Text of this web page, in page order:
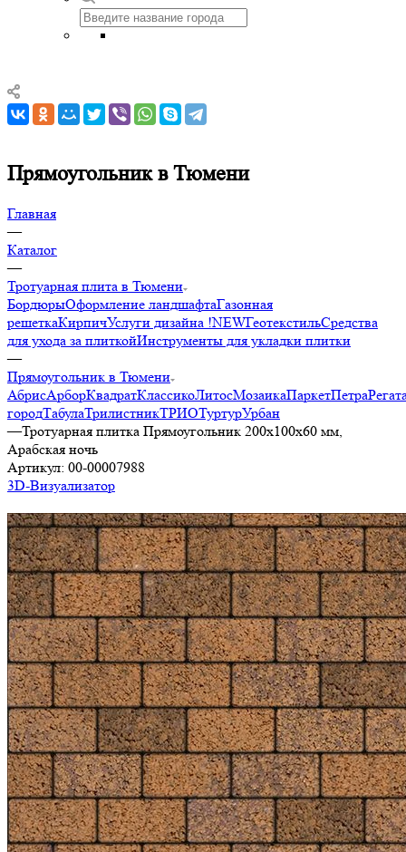
Прямоугольник в Тюмени
Главная
—
Каталог
—
Тротуарная плита в Тюмени
БордюрыОформление ландшафтаГазонная
решеткаКирпичУслуги дизайна !NEWГеотекстильСредства
для ухода за плиткойИнструменты для укладки плитки
—
Прямоугольник в Тюмени
АбрисАрборКвадратКлассикоЛитосМозаикаПаркетПетра
городТабулаТрилистникТРИОТуртурУрбан
—Тротуарная плитка Прямоугольник 200х100х60 мм,
Арабская ночь
Артикул: 00-00007988
3D-Визуализатор